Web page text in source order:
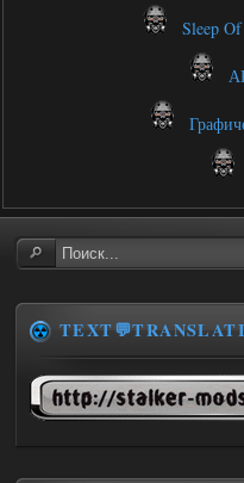
Sleep